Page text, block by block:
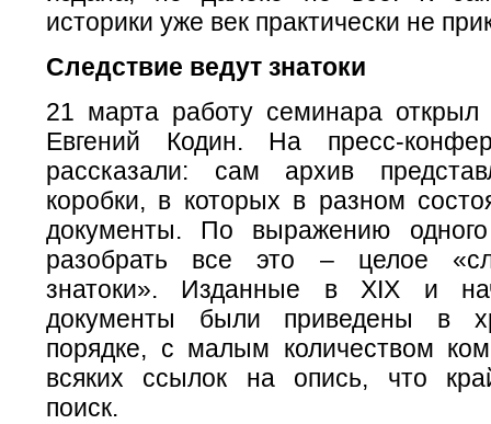
историки уже век практически не
Следствие ведут знатоки
21 марта работу семинара
Евгений Кодин. На пресс-
рассказали: сам архив
коробки, в которых в разном
документы. По выражению
разобрать все это – целое
знатоки». Изданные в XIX и
документы были приведены в
порядке, с малым количеством
всяких ссылок на опись, что
поиск.